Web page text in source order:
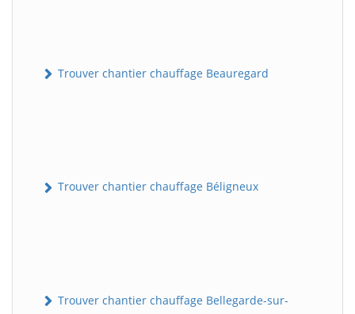
Trouver chantier chauffage Beauregard
Trouver chantier chauffage Béligneux
Trouver chantier chauffage Bellegarde-sur-